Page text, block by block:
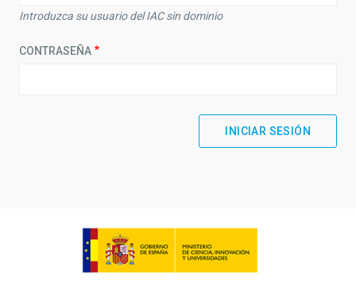
Introduzca su usuario del IAC sin dominio
CONTRASEÑA